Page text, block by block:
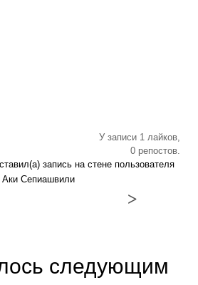
У записи 1 лайков,
0 репостов.
запись на стене пользователя
Аки Сепиашвили
>
следующим